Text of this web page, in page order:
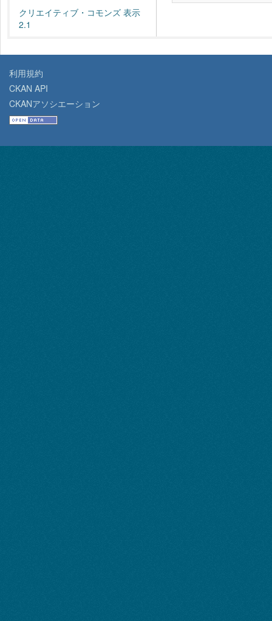
クリエイティブ・コモンズ 表示
2.1
利用規約
CKAN API
CKANアソシエーション